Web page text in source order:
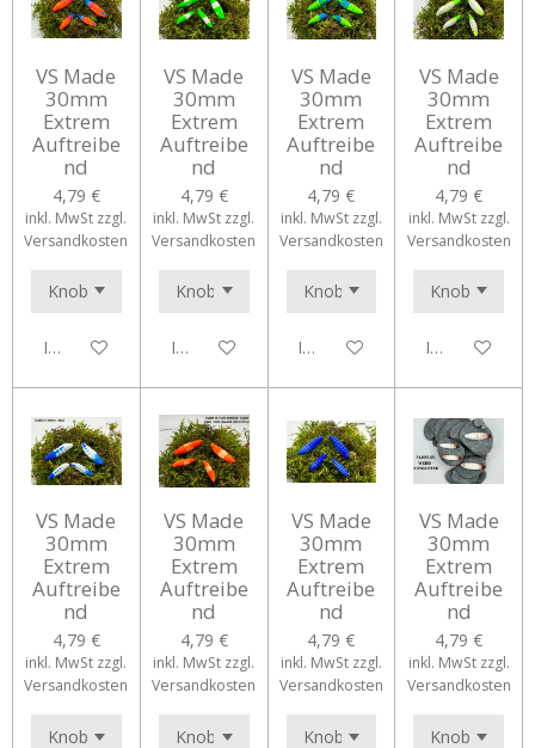
VS Made
30mm
Extrem
Auftreibe
nd
4,79 €
inkl. MwSt zzgl.
Versandkosten
In den Warenkorb
VS Made
30mm
Extrem
Auftreibe
nd
4,79 €
inkl. MwSt zzgl.
Versandkosten
In den Warenkorb
VS Made
30mm
Extrem
Auftreibe
nd
4,79 €
inkl. MwSt zzgl.
Versandkosten
In den Warenkorb
VS Made
30mm
Extrem
Auftreibe
nd
4,79 €
inkl. MwSt zzgl.
Versandkosten
In den
VS Made
30mm
Extrem
Auftreibe
nd
4,79 €
inkl. MwSt zzgl.
Versandkosten
VS Made
30mm
Extrem
Auftreibe
nd
4,79 €
inkl. MwSt zzgl.
Versandkosten
VS Made
30mm
Extrem
Auftreibe
nd
4,79 €
inkl. MwSt zzgl.
Versandkosten
VS Made
30mm
Extrem
Auftreibe
nd
4,79 €
inkl. MwSt zzgl.
Versandkosten